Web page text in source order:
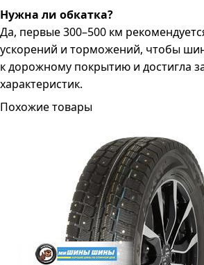
Нужна ли обкатка?
Да, первые 300–500 км
ускорений и торможений, чтобы
к дорожному покрытию и достигла
характеристик.
Похожие товары